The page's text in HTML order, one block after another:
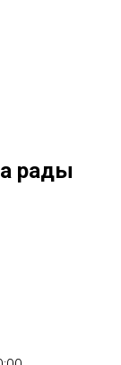
рады